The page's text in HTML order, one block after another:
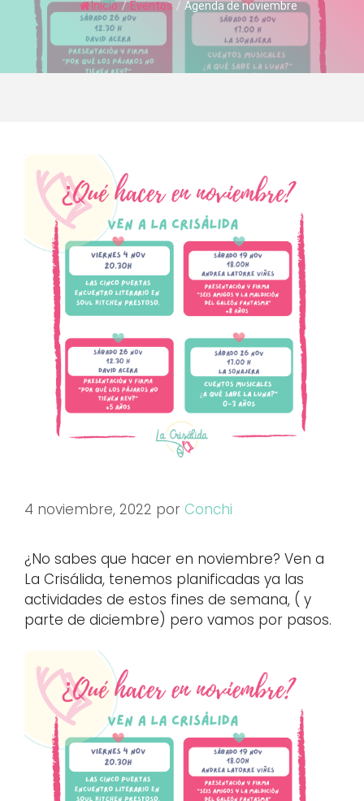
Inicio / Eventos / Agenda de noviembre
4 noviembre, 2022 por Conchi
¿No sabes que hacer en noviembre? Ven a
La Crisálida, tenemos planificadas ya las
actividades de estos fines de semana, ( y
parte de diciembre) pero vamos por pasos.